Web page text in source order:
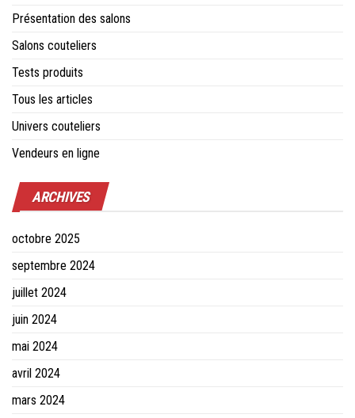
Présentation des salons
Salons couteliers
Tests produits
Tous les articles
Univers couteliers
Vendeurs en ligne
ARCHIVES
octobre 2025
septembre 2024
juillet 2024
juin 2024
mai 2024
avril 2024
mars 2024